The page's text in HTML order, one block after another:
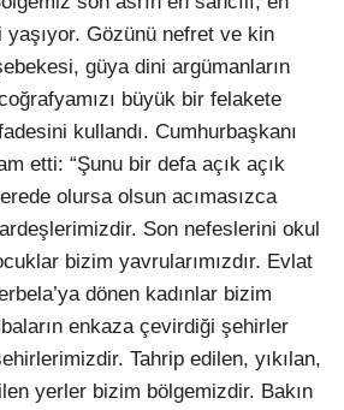
Gözünü nefret ve kin
güya dini argümanların
büyük bir felakete
kullandı. Cumhurbaşkanı
etti: “Şunu bir defa açık açık
olursa olsun acımasızca
Son nefeslerini okul
bizim yavrularımızdır. Evlat
dönen kadınlar bizim
enkaza çevirdiği şehirler
Tahrip edilen, yıkılan,
yerler bizim bölgemizdir. Bakın